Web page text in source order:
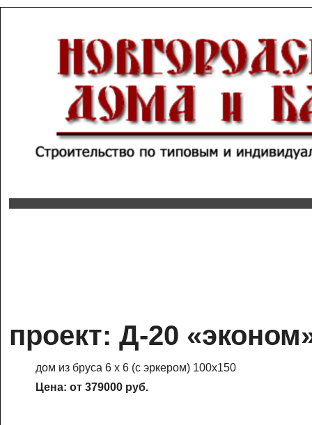
проект: Д-20
дом из бруса 6 х 6 (с эркером) 100х150
Цена: от 379000 руб.